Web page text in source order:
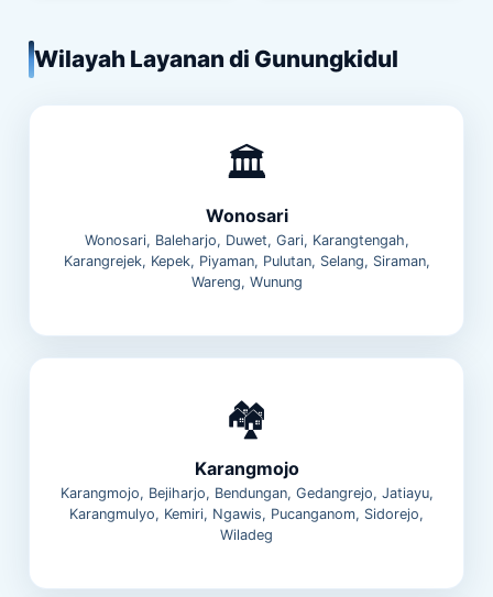
Wilayah Layanan di Gunungkidul
🏛️
Wonosari
Wonosari, Baleharjo, Duwet, Gari, Karangtengah,
Karangrejek, Kepek, Piyaman, Pulutan, Selang, Siraman,
Wareng, Wunung
🏘️
Karangmojo
Karangmojo, Bejiharjo, Bendungan, Gedangrejo, Jatiayu,
Karangmulyo, Kemiri, Ngawis, Pucanganom, Sidorejo,
Wiladeg